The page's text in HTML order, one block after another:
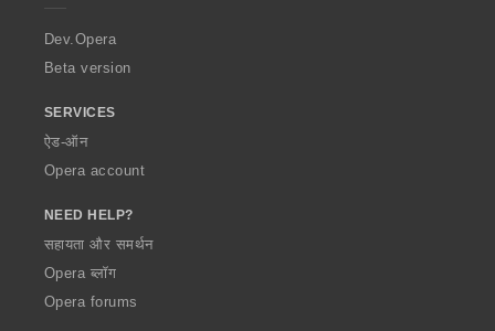
a
Dev.Opera
Beta version
SERVICES
ऐड-ऑन
Opera account
NEED HELP?
सहायता और समर्थन
Opera ब्लॉग
Opera forums